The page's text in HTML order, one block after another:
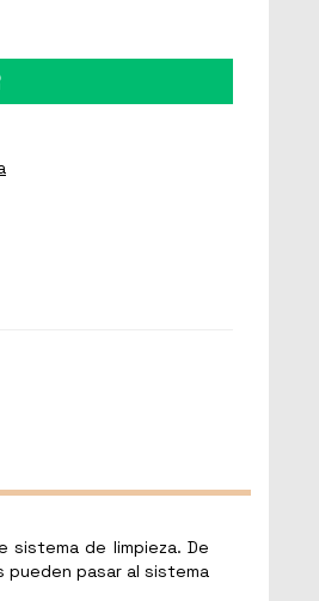
de limpieza. De
pueden pasar al sistema